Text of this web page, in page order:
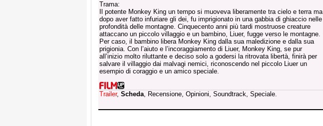
Trama:
Il potente Monkey King un tempo si muoveva liberamente tra cielo e terra ma
dopo aver fatto infuriare gli dei, fu imprigionato in una gabbia di ghiaccio nelle
profondità delle montagne. Cinquecento anni più tardi mostruose creature
attaccano un piccolo villaggio e un bambino, Liuer, fugge verso le montagne.
Per caso, il bambino libera Monkey King dalla sua maledizione e dalla sua
prigionia. Con l’aiuto e l’incoraggiamento di Liuer, Monkey King, se pur
all’inizio molto riluttante e deciso solo a godersi la ritrovata libertà, finirà per
salvare il villaggio dai malvagi nemici, riconoscendo nel piccolo Liuer un
esempio di coraggio e un amico speciale.
Trailer, Scheda, Recensione, Opinioni, Soundtrack, Speciale.